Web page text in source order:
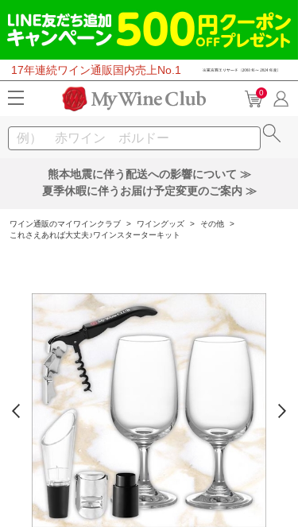
17年連続ワイン通販国内売上No.1
0
熊本地震に伴う配送への影響について ≫
夏季休暇に伴うお届け予定変更のご案内 ≫
ワイン通販のマイワインクラブ > ワイングッズ > その他
>
これさえあれば大丈夫♪ワインスターターキット